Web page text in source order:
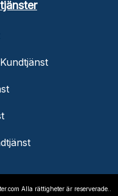
Alla rättigheter är reserverade..